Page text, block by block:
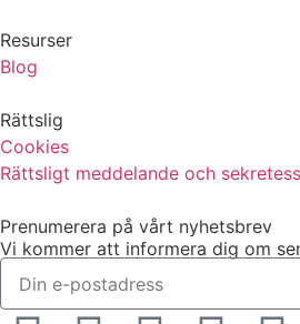
Resurser
Blog
Rättslig
Cookies
Rättsligt meddelande och sekretess
Prenumerera på vårt nyhetsbrev
Vi kommer att informera dig om